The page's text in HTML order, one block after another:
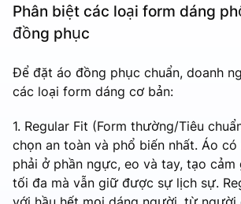
Phân biệt các loại form dáng
đồng phục
Để đặt áo đồng phục chuẩn, doanh
các loại form dáng cơ bản:
1. Regular Fit (Form thường/Tiêu
chọn an toàn và phổ biến nhất. Áo
phải ở phần ngực, eo và tay, tạo cảm
tối đa mà vẫn giữ được sự lịch sự.